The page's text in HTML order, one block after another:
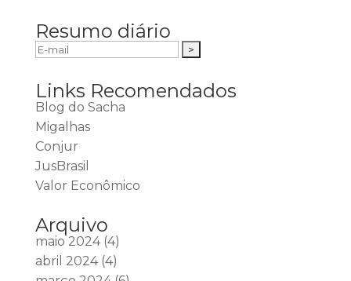
Resumo diário
Links Recomendados
Blog do Sacha
Migalhas
Conjur
JusBrasil
Valor Econômico
Arquivo
maio 2024(4)
abril 2024(4)